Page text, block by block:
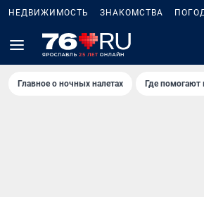
НЕДВИЖИМОСТЬ ЗНАКОМСТВА
Главное о ночных налетах Где помогают